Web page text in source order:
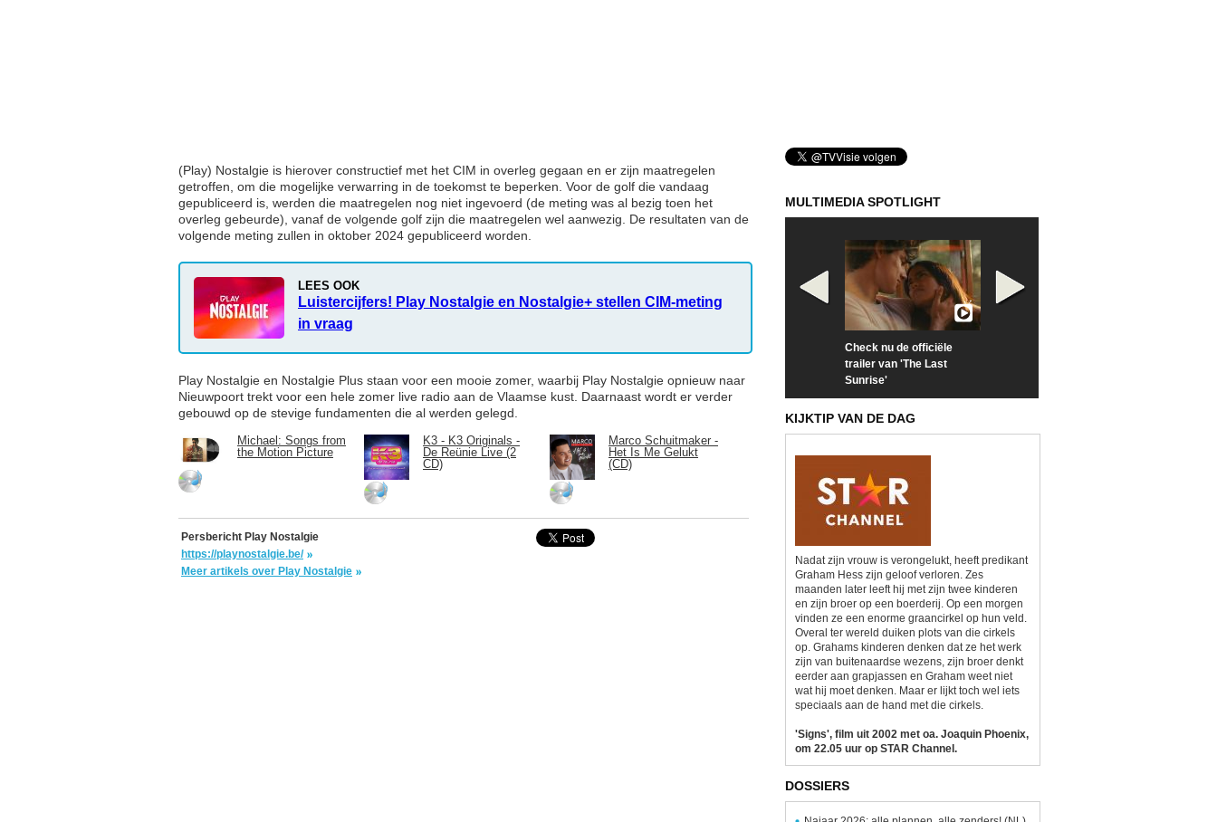
(Play) Nostalgie is hierover constructief met het CIM in overleg gegaan en er zijn maatregelen
getroffen, om die mogelijke verwarring in de toekomst te beperken. Voor de golf die vandaag
gepubliceerd is, werden die maatregelen nog niet ingevoerd (de meting was al bezig toen het
overleg gebeurde), vanaf de volgende golf zijn die maatregelen wel aanwezig. De resultaten van de
volgende meting zullen in oktober 2024 gepubliceerd worden.
LEES OOK
Luistercijfers! Play Nostalgie en Nostalgie+ stellen CIM-meting
in vraag
Play Nostalgie en Nostalgie Plus staan voor een mooie zomer, waarbij Play Nostalgie opnieuw naar
Nieuwpoort trekt voor een hele zomer live radio aan de Vlaamse kust. Daarnaast wordt er verder
gebouwd op de stevige fundamenten die al werden gelegd.
Michael: Songs from
the Motion Picture
K3 - K3 Originals -
De Reünie Live (2
CD)
Marco Schuitmaker -
Het Is Me Gelukt
(CD)
Persbericht Play Nostalgie
https://playnostalgie.be/
Meer artikels over Play Nostalgie
MULTIMEDIA SPOTLIGHT
Check nu de officiële
trailer van 'The Last
Sunrise'
KIJKTIP VAN DE DAG
Nadat zijn vrouw is verongelukt, heeft predikant
Graham Hess zijn geloof verloren. Zes
maanden later leeft hij met zijn twee kinderen
en zijn broer op een boerderij. Op een morgen
vinden ze een enorme graancirkel op hun veld.
Overal ter wereld duiken plots van die cirkels
op. Grahams kinderen denken dat ze het werk
zijn van buitenaardse wezens, zijn broer denkt
eerder aan grapjassen en Graham weet niet
wat hij moet denken. Maar er lijkt toch wel iets
speciaals aan de hand met die cirkels.
'Signs', film uit 2002 met oa. Joaquin Phoenix,
om 22.05 uur op STAR Channel.
DOSSIERS